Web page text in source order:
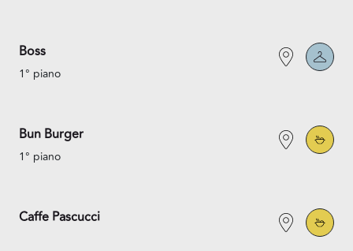
Boss
1° piano
Bun Burger
1° piano
Caffe Pascucci